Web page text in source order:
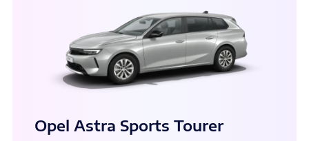
Opel Astra Sports Tourer